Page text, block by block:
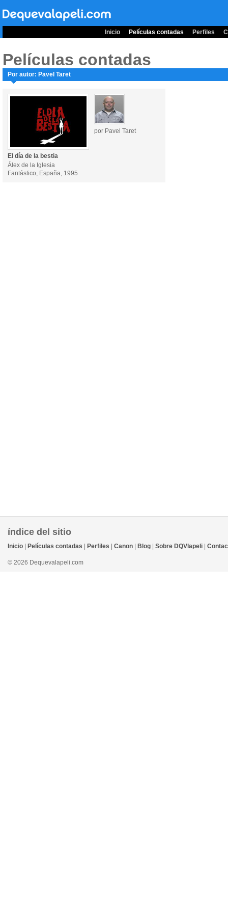
Inicio Películas contadas Perfiles
Películas contadas
Por autor: Pavel Taret
por Pavel Taret
El día de la bestia
Álex de la Iglesia
Fantástico, España, 1995
índice del sitio
Inicio Películas contadas Perfiles Canon Blog Sobre DQVlapeli
© 2026 Dequevalapeli.com